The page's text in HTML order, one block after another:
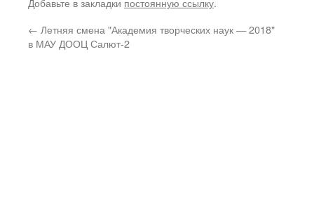
← Летняя смена "Академия творческих наук — 2018"
в МАУ ДООЦ Салют-2